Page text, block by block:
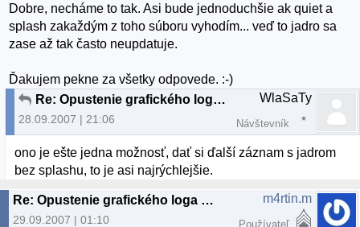
Dobre, necháme to tak. Asi bude jednoduchšie ak quiet a
splash zakaždým z toho súboru vyhodím... veď to jadro sa
zase až tak často neupdatuje.
Ďakujem pekne za všetky odpovede. :-)
Re: Opustenie grafického loga pri bootovaní?
28.09.2007 | 21:06
WlaSaTy
Návštevník
ono je ešte jedna možnosť, dať si ďalší záznam s jadrom
bez splashu, to je asi najrýchlejšie.
Re: Opustenie grafického loga pri bootovaní?
29.09.2007 | 01:10
m4rtin.m
Používateľ